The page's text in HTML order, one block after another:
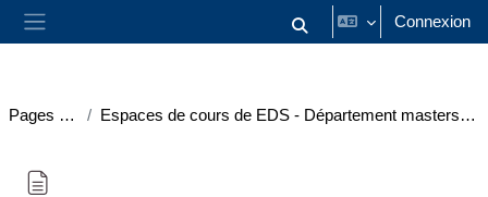
Passer au contenu principal
Panneau latéral Activer/désactiver la saisie
Connexion
Pages du site Espaces de cours de EDS - Département masters droit privé (vue tableau)